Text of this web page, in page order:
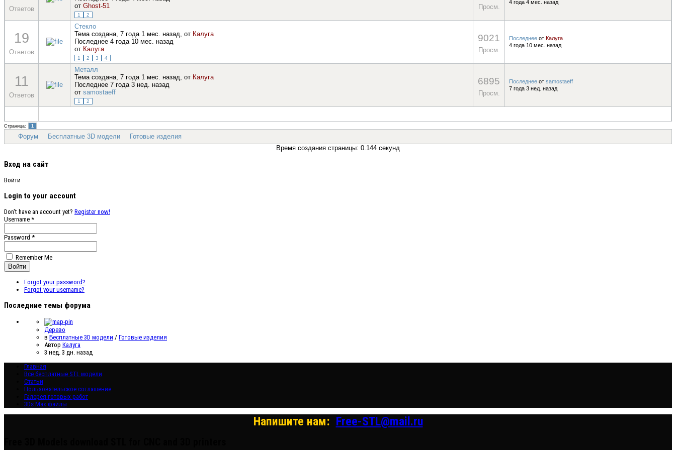
Ответов
от Ghost-51
1 2
Просм.
4 года 4 мес. назад
19
Ответов
Стекло
Тема создана, 7 года 1 мес. назад, от Калуга
Последнее 4 года 10 мес. назад
от Калуга
1 2 3 4
9021
Просм.
Последнее от Калуга
4 года 10 мес. назад
11
Ответов
Металл
Тема создана, 7 года 1 мес. назад, от Калуга
Последнее 7 года 3 нед. назад
от samostaeff
1 2
6895
Просм.
Последнее от samostaeff
7 года 3 нед. назад
Страница: 1
Форум Бесплатные 3D модели
Готовые изделия
Время создания страницы: 0.144 секунд
Вход на сайт
Войти
Login to your account
Don't have an account yet? Register now!
Username *
Password *
Remember Me
Forgot your password?
Forgot your username?
Последние темы форума
Дерево
в Бесплатные 3D модели / Готовые изделия
Автор Калуга
3 нед. 3 дн. назад
Главная
Все бесплатные STL модели
Статьи
Пользовательское соглашение
Галерея готовых работ
3Ds Max файлы
Напишите нам: Free-STL@mail.ru